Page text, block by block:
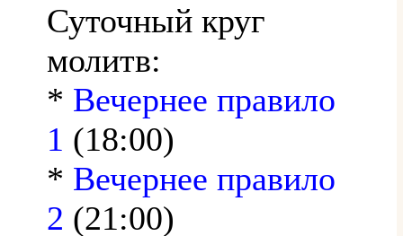
Суточный круг
молитв:
* Вечернее правило
1 (18:00)
* Вечернее правило
2 (21:00)